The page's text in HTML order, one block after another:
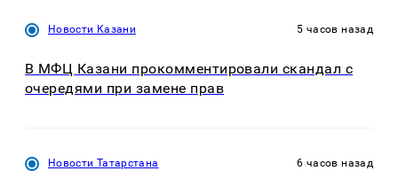
Новости Казани 5 часов назад
В МФЦ Казани прокомментировали скандал с
очередями при замене прав
Новости Татарстана 6 часов назад